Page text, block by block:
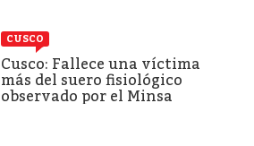
CUSCO
Cusco: Fallece una víctima
más del suero fisiológico
observado por el Minsa